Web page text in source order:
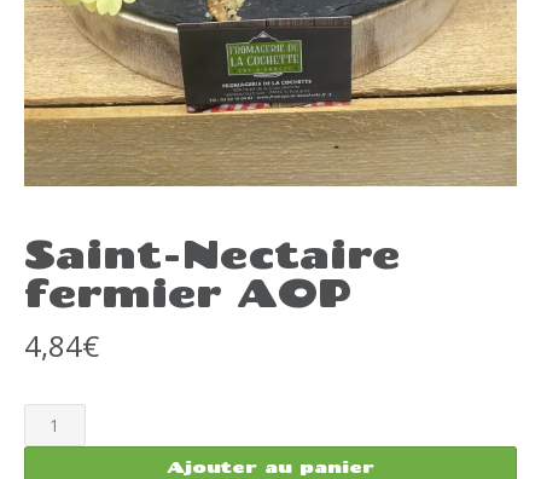
Saint-Nectaire
fermier AOP
4,84€
quantité
de
Ajouter au panier